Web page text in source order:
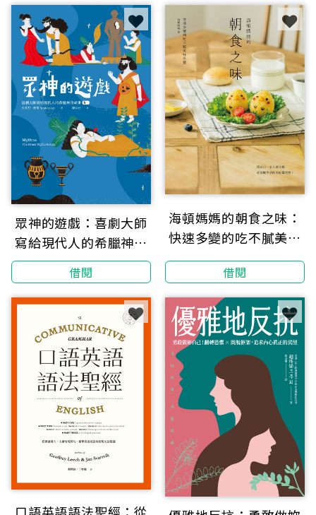
眾神的遊戲：喜劇大師
寫給現代人的希臘神話
故事（卷一）
借閱
海頓媽媽的朝食之味：
快速多變的吃不膩美味
早餐
借閱